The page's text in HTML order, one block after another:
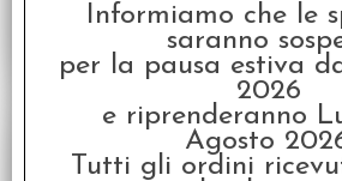
Informiamo che le
saranno
per la pausa estiva
2026
e riprenderanno
Agosto
Tutti gli ordini